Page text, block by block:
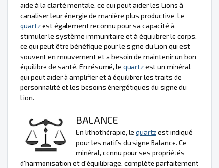
aide à la clarté mentale, ce qui peut aider les Lions à
canaliser leur énergie de manière plus productive. Le
quartzest également reconnu pour sa capacité à
stimuler le système immunitaire et à équilibrer le corps,
ce qui peut être bénéfique pour le signe du Lion qui est
souvent en mouvement et a besoin de maintenir un bon
équilibre de santé. En résumé, le quartzest un minéral
qui peut aider à amplifier et à équilibrer les traits de
personnalité et les besoins énergétiques du signe du
Lion.
BALANCE
En lithothérapie, le quartzest indiqué
pour les natifs du signe Balance. Ce
minéral, connu pour ses propriétés
d'harmonisation et d'équilibrage, complète parfaitement